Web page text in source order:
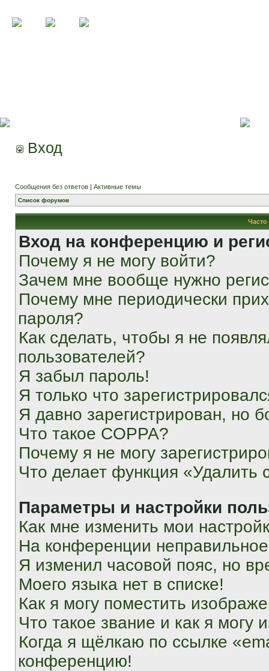
Вход
Сообщения без ответов | Активные темы
Список форумов
Вход на конференцию и
Почему я не могу войти?
Зачем мне вообще нужно
Почему мне периодически
пароля?
Как сделать, чтобы я не
пользователей?
Я забыл пароль!
Я только что
Я давно зарегистрирован, но
Что такое COPPA?
Почему я не могу
Что делает функция «Удалить
Параметры и настройки
Как мне изменить мои
На конференции
Я изменил часовой пояс, но
Моего языка нет в списке!
Как я могу поместить
Что такое звание и как я могу
Когда я щёлкаю по ссылке
конференцию!